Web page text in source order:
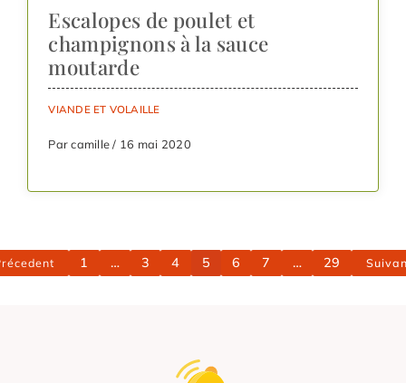
Escalopes de poulet et
champignons à la sauce
moutarde
VIANDE ET VOLAILLE
Par camille / 16 mai 2020
1 … 3 4 5 6 7 … 29